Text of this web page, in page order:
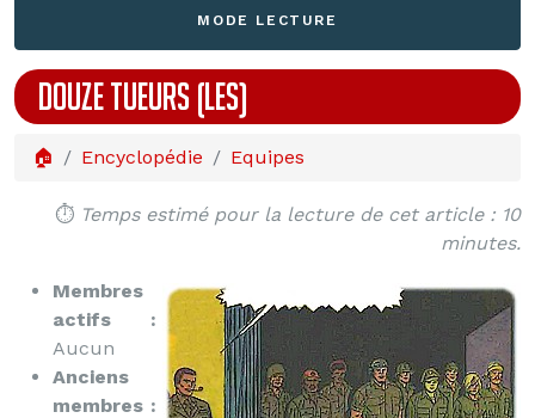
MODE LECTURE
DOUZE TUEURS (LES)
🏠 Encyclopédie Equipes
⏱️ Temps estimé pour la lecture de cet article : 10
minutes.
Membres
actifs :
Aucun
Anciens
membres :